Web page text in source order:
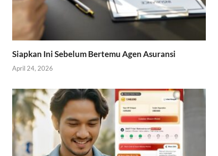
Siapkan Ini Sebelum Bertemu Agen Asuransi
April 24, 2026